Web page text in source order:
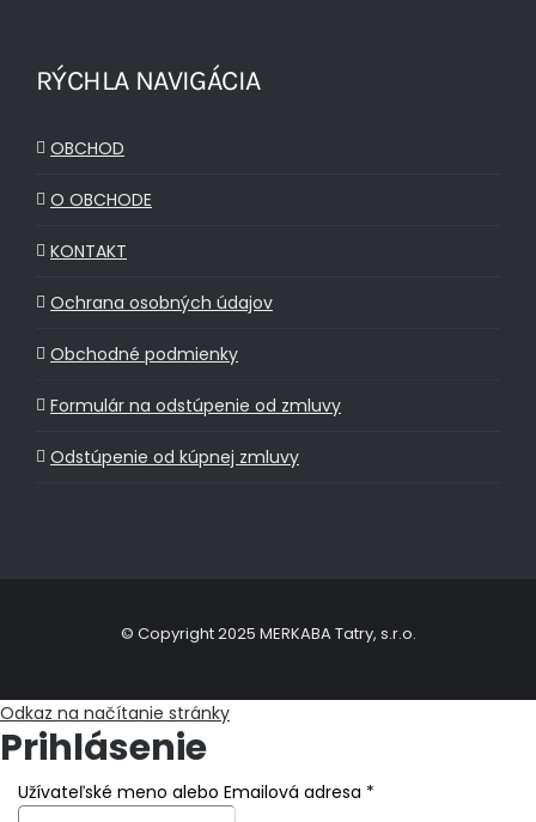
RÝCHLA NAVIGÁCIA
OBCHOD
O OBCHODE
KONTAKT
Ochrana osobných údajov
Obchodné podmienky
Formulár na odstúpenie od zmluvy
Odstúpenie od kúpnej zmluvy
© Copyright 2025 MERKABA Tatry, s.r.o.
Odkaz na načítanie stránky
Prihlásenie
Užívateľské meno alebo Emailová adresa *